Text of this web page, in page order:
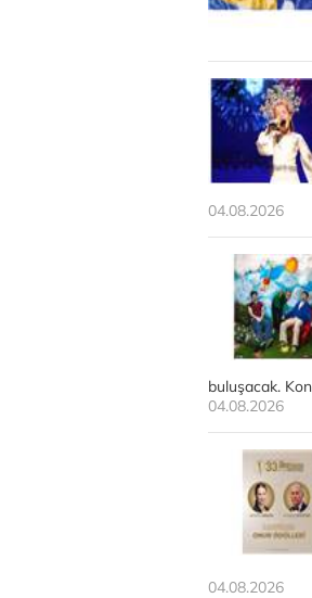
04.08.2026
buluşacak.
04.08.2026
04.08.2026